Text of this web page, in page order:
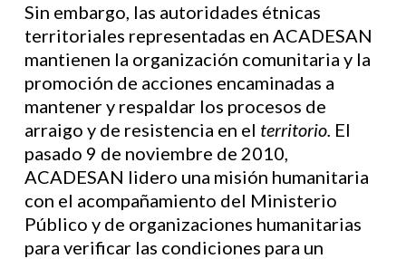
Sin embargo, las autoridades étnicas
territoriales representadas en ACADESAN
mantienen la organización comunitaria y la
promoción de acciones encaminadas a
mantener y respaldar los procesos de
arraigo y de resistencia en el territorio. El
pasado 9 de noviembre de 2010,
ACADESAN lidero una misión humanitaria
con el acompañamiento del Ministerio
Público y de organizaciones humanitarias
para verificar las condiciones para un